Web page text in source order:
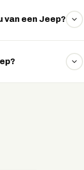
van een Jeep?
70% capaciteit.
snellader met
in korte tijd